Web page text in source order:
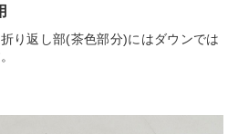
り返し部(茶色部分)にはダウンでは